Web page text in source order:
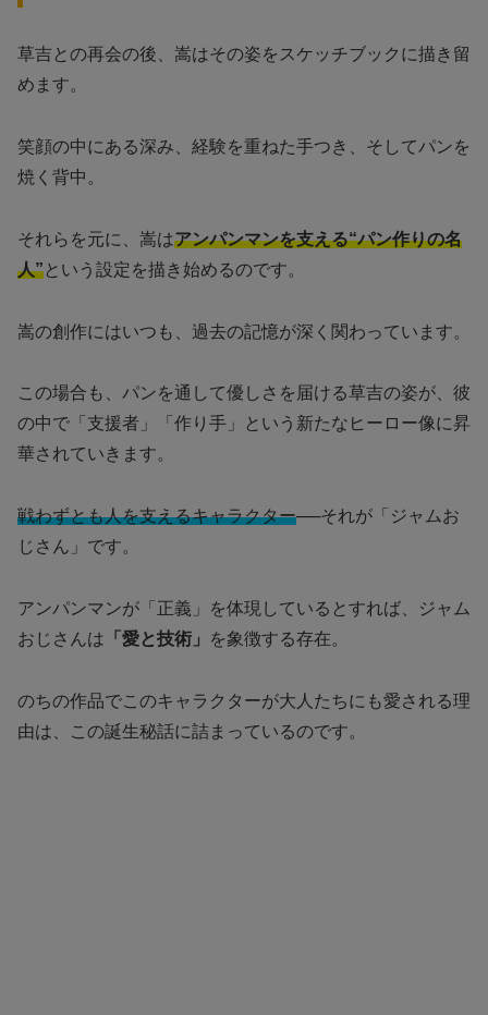
草吉との再会の後、嵩はその姿をスケッチブックに描き留
めます。
笑顔の中にある深み、経験を重ねた手つき、そしてパンを
焼く背中。
それらを元に、嵩はアンパンマンを支える“パン作りの名
人”という設定を描き始めるのです。
嵩の創作にはいつも、過去の記憶が深く関わっています。
この場合も、パンを通して優しさを届ける草吉の姿が、彼
の中で「支援者」「作り手」という新たなヒーロー像に昇
華されていきます。
戦わずとも人を支えるキャラクター──それが「ジャムお
じさん」です。
アンパンマンが「正義」を体現しているとすれば、ジャム
おじさんは 「愛と技術」 を象徴する存在。
のちの作品でこのキャラクターが大人たちにも愛される理
由は、この誕生秘話に詰まっているのです。